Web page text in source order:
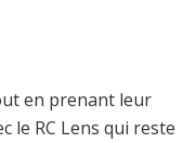
en prenant leur
le RC Lens qui reste